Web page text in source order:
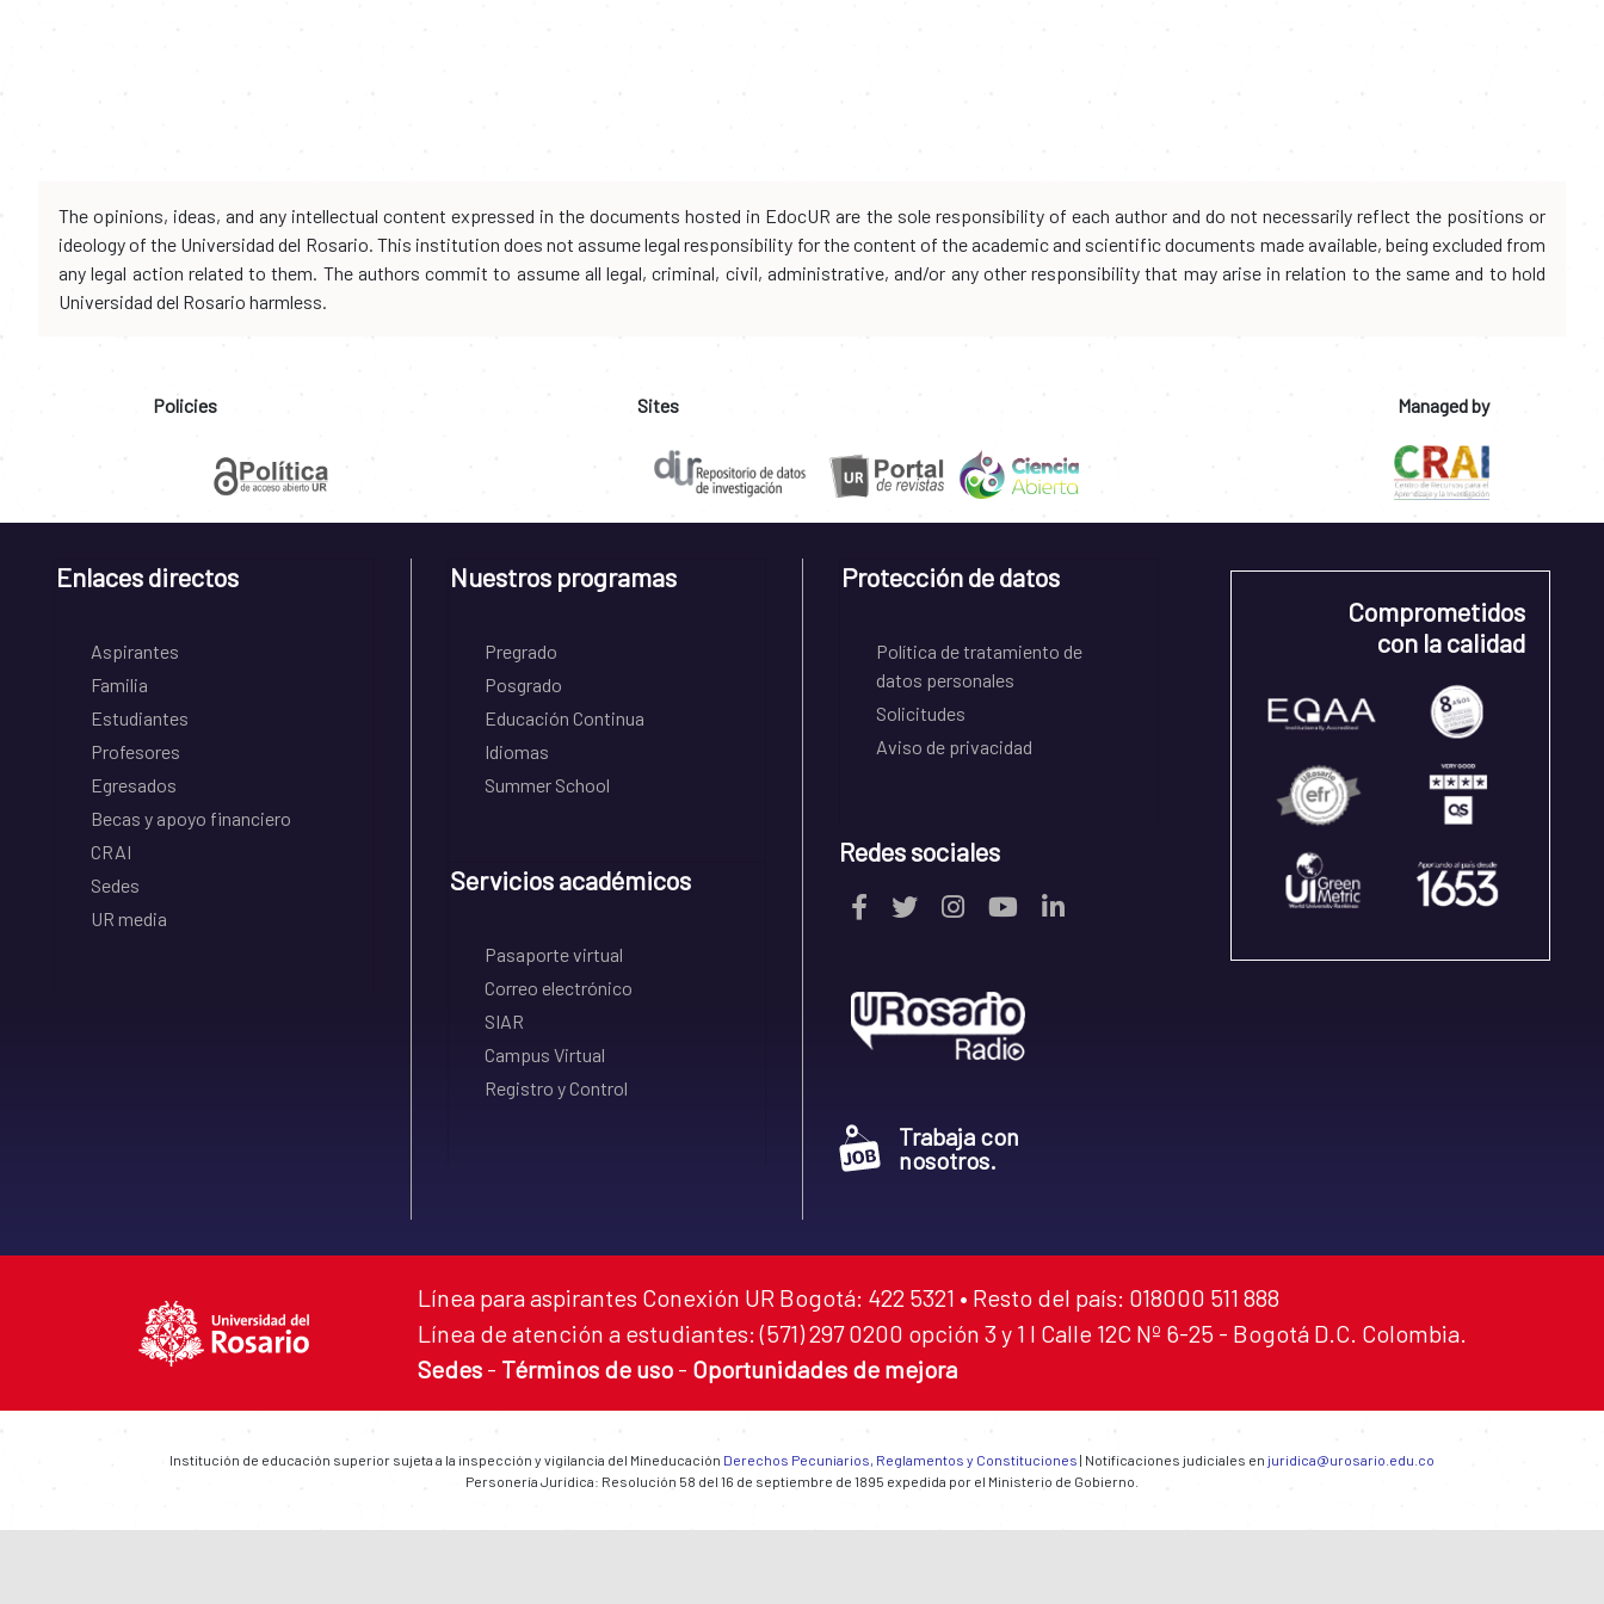
The opinions, ideas, and any intellectual content expressed in the documents hosted in EdocUR are the sole responsibility of each author and do not necessarily reflect the positions or
ideology of the Universidad del Rosario. This institution does not assume legal responsibility for the content of the academic and scientific documents made available, being excluded from
any legal action related to them. The authors commit to assume all legal, criminal, civil, administrative, and/or any other responsibility that may arise in relation to the same and to hold
Universidad del Rosario harmless.
Policies Sites Managed by
Enlaces directos
Aspirantes
Familia
Estudiantes
Profesores
Egresados
Becas y apoyo financiero
CRAI
Sedes
UR media
Nuestros programas
Pregrado
Posgrado
Educación Continua
Idiomas
Summer School
Servicios académicos
Pasaporte virtual
Correo electrónico
SIAR
Campus Virtual
Registro y Control
Protección de datos
Política de tratamiento de
datos personales
Solicitudes
Aviso de privacidad
Redes sociales
Trabaja con
nosotros.
Comprometidos
con la calidad
Línea para aspirantes Conexión UR Bogotá: 422 5321 • Resto del país: 018000 511 888
Línea de atención a estudiantes: (571) 297 0200 opción 3 y 1 I Calle 12C Nº 6-25 - Bogotá D.C. Colombia.
Sedes - Términos de uso - Oportunidades de mejora
Institución de educación superior sujeta a la inspección y vigilancia del Mineducación Derechos Pecuniarios, Reglamentos y Constituciones | Notificaciones judiciales en juridica@urosario.edu.co
Personería Jurídica: Resolución 58 del 16 de septiembre de 1895 expedida por el Ministerio de Gobierno.